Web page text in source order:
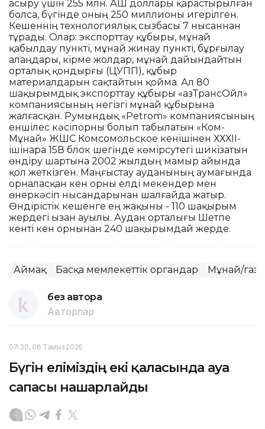
асыру үшін 255 млн. АҚШ доллары қарастырылған
болса, бүгінде оның 250 миллионы игерілген.
Кешеннің технологиялық сызбасы 7 нысаннан
тұрады. Олар: экспорттау құбыры, мұнай
қабылдау пункті, мұнай жинау пункті, бұрғылау
алаңдары, кірме жолдар, мұнай дайындайтын
орталық қондырғы (ЦУПП), құбыр
материалдарын сақтайтын қойма. Ал 80
шақырымдық экспорттау құбыры «ҚазТрансОйл»
компаниясының негізгі мұнай құбырына
жалғасқан. Румындық «Petrom» компаниясының
еншілес кәсіпорны болып табылатын «Ком-
Мұнай» ЖШС Комсомольское кенішінен ХХХІІ-
ішінара 15В блок шегінде көмірсутегі шикізатын
өндіру шартына 2002 жылдың мамыр айында
қол жеткізген. Маңғыстау ауданының аумағында
орналасқан кен орны елді мекендер мен
өнеркәсіп нысандарынан шалғайда жатыр.
Өндірістік кешенге ең жақыны - 110 шақырым
жердегі Қызан ауылы. Аудан орталығы Шетпе
кенті кен орнынан 240 шақырымдай жерде.
Аймақ Басқа мемлекеттік органдар Мұнай/газ
без автора
Авторлар
07:30, 06 Тамыз 2026
Бүгін еліміздің екі қаласында ауа
сапасы нашарлайды